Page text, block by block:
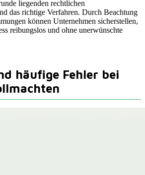
liegenden rechtlichen
das richtige Verfahren. Durch Beachtung
können Unternehmen sicherstellen,
reibungslos und ohne unerwünschte
häufige Fehler bei